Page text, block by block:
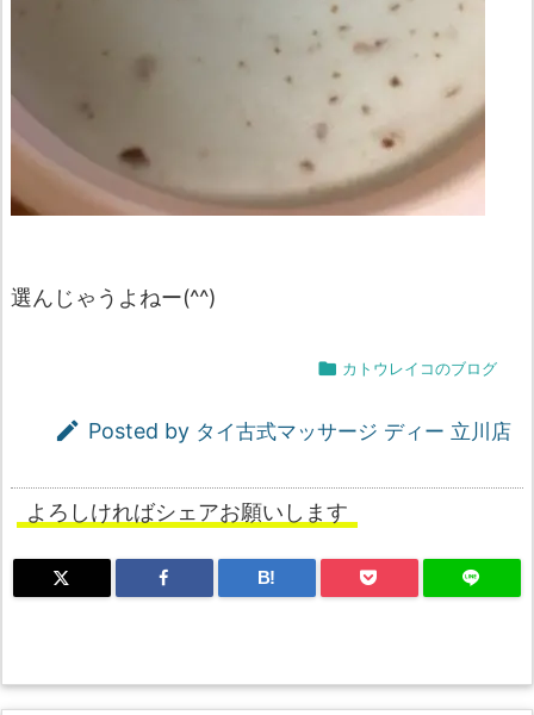
選んじゃうよねー(^^)
 カトウレイコのブログ
 Posted by タイ古式マッサージ ディー 立川店
よろしければシェアお願いします
B!